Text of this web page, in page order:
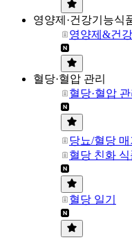
영양제·건강기능식
영양제&건
혈당·혈압 관리
혈당·혈압
당뇨/혈당 매
혈당 친화 식
혈당 일기